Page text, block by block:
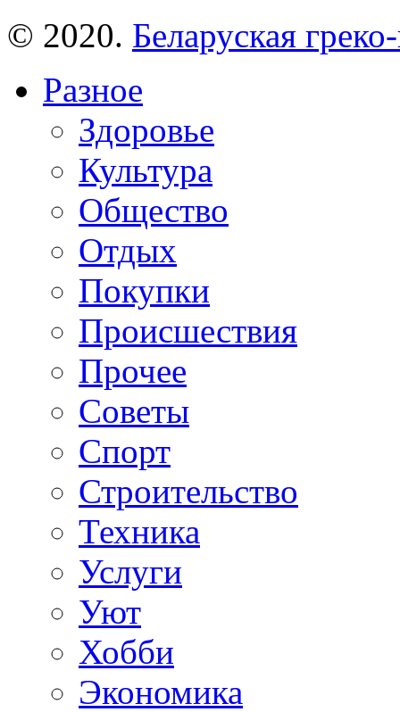
© 2020. Беларуская
Разное
Здоровье
Культура
Общество
Отдых
Покупки
Происшествия
Прочее
Советы
Спорт
Строительство
Техника
Услуги
Уют
Хобби
Экономика